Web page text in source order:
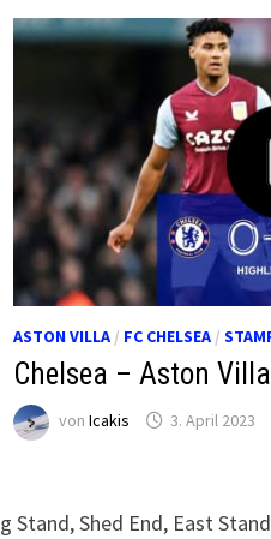
ASTON VILLA/ FC CHELSEA/
Chelsea – Aston
von Icakis 3. April 2023
Shed End, East